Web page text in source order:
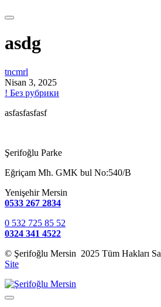
asdg
tncmrl
Nisan 3, 2025
! Без рубрики
asfasfasfasf
Şerifoğlu Parke
Eğriçam Mh. GMK bul No:540/B
Yenişehir Mersin
0533 267 2834
0 532 725 85 52
0324 341 4522
© Şerifoğlu Mersin 2025 Tüm Hakları
Site